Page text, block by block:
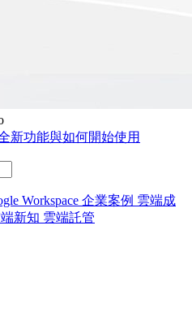
新功能與如何開始使用
Workspace 企業案例 雲端成
新知 雲端託管